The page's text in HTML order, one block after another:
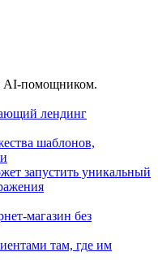
AI-помощником.
лендинг
шаблонов,
запустить уникальный
магазин без
там, где им